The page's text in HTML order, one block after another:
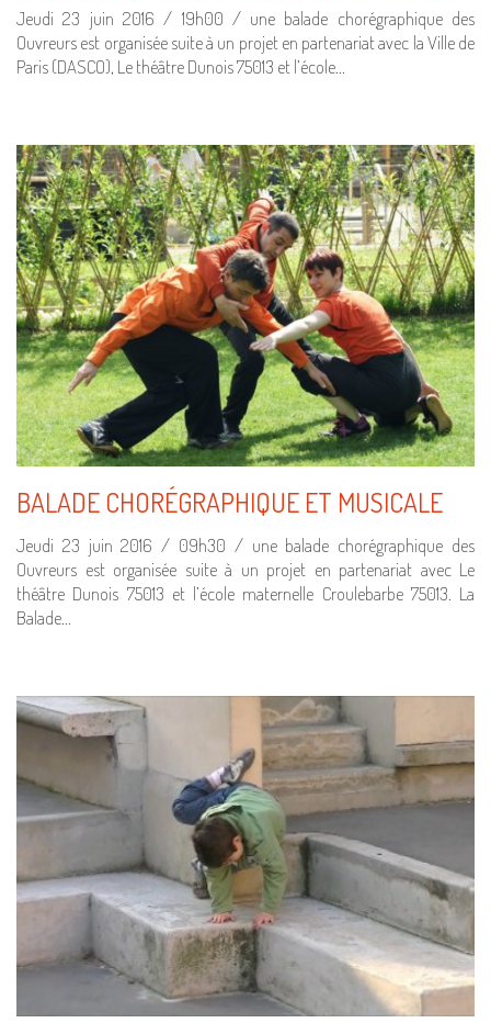
Jeudi 23 juin 2016 / 19h00 / une balade chorégraphique des
Ouvreurs est organisée suite à un projet en partenariat avec la Ville de
Paris (DASCO), Le théâtre Dunois 75013 et l’école…
BALADE CHORÉGRAPHIQUE ET MUSICALE
Jeudi 23 juin 2016 / 09h30 / une balade chorégraphique des
Ouvreurs est organisée suite à un projet en partenariat avec Le
théâtre Dunois 75013 et l’école maternelle Croulebarbe 75013. La
Balade…